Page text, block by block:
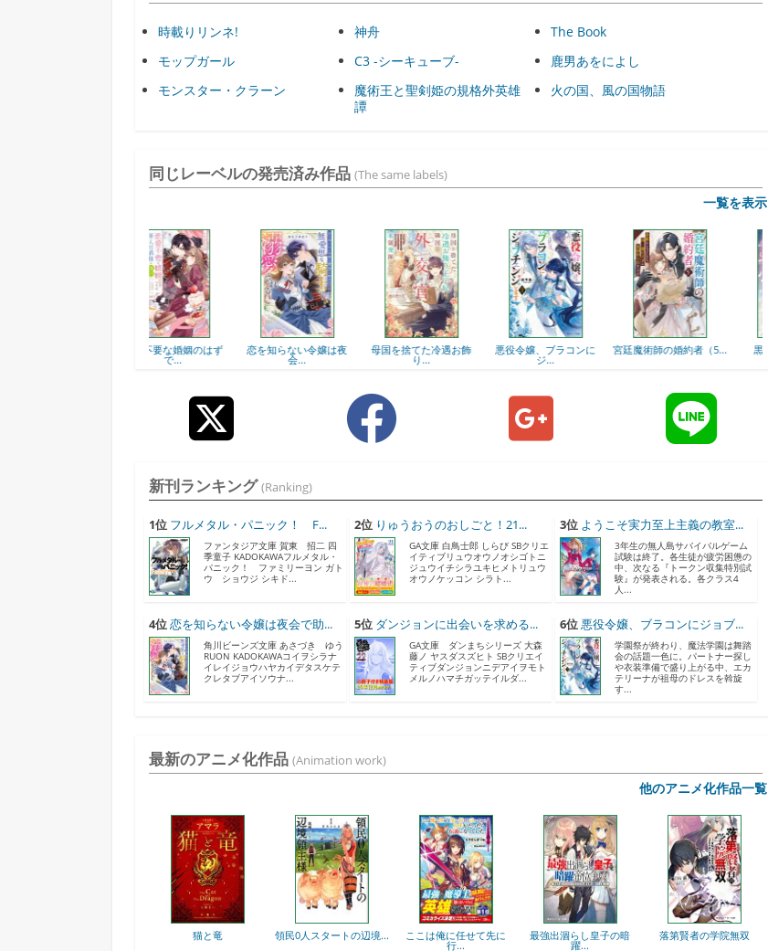
時載りリンネ!
モップガール
モンスター・クラーン
神舟
C3 -シーキューブ-
魔術王と聖剣姫の規格外英雄
譚
The Book
鹿男あをによし
火の国、風の国物語
同じレーベルの発売済み作品 (The same labels)
一覧を表示
恋愛不要な婚姻のはず
で...
恋を知らない令嬢は夜
会...
母国を捨てた冷遇お飾
り...
悪役令嬢、ブラコンに
ジ...
宮廷魔術師の婚約者（5...
新刊ランキング (Ranking)
1位 フルメタル・パニック！ F...
ファンタジア文庫 賀東 招二 四
季童子 KADOKAWAフルメタル・
パニック！ ファミリーヨン ガト
ウ ショウジ シキド...
2位 りゅうおうのおしごと！21...
GA文庫 白鳥士郎 しらび SBクリエ
イティブリュウオウノオシゴトニ
ジュウイチシラユキヒメトリュウ
オウノケッコン シラト...
3位 ようこそ実力至上主義の教室...
3年生の無人島サバイバルゲーム
試験は終了。各生徒が疲労困憊の
中、次なる『トークン収集特別試
験』が発表される。各クラス4
人...
4位 恋を知らない令嬢は夜会で助...
角川ビーンズ文庫 あさづき ゆう
RUON KADOKAWAコイヲシラナ
イレイジョウハヤカイデタスケテ
クレタブアイソウナ...
5位 ダンジョンに出会いを求める...
GA文庫 ダンまちシリーズ 大森
藤ノ ヤスダスズヒト SBクリエイ
ティブダンジョンニデアイヲモト
メルノハマチガッテイルダ...
6位 悪役令嬢、ブラコンにジョブ...
学園祭が終わり、魔法学園は舞踏
会の話題一色に。パートナー探し
や衣装準備で盛り上がる中、エカ
テリーナが祖母のドレスを斡旋
す...
最新のアニメ化作品 (Animation work)
他のアニメ化作品一覧
猫と竜 領民0人スタートの辺境... ここは俺に任せて先に
行...
最強出涸らし皇子の暗
躍...
落第賢者の学院無双